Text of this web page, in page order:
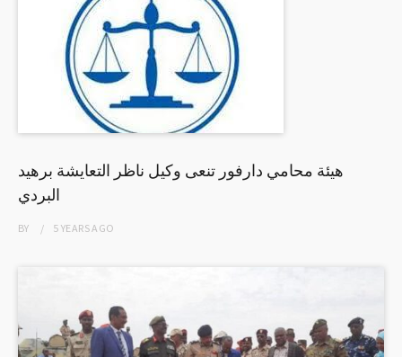
هيئة محامي دارفور تنعى وكيل ناظر التعايشة برهيد
البردي
BY 5 YEARSAGO